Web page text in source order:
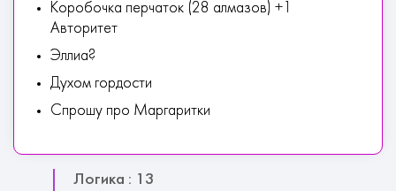
Коробочка перчаток (28 алмазов) +1
Авторитет
Эллиа?
Духом гордости
Спрошу про Маргаритки
Логика : 13